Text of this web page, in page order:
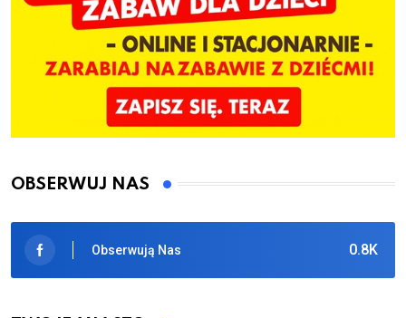
OBSERWUJ NAS
0.8K
Obserwują Nas